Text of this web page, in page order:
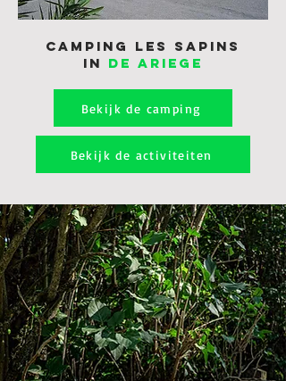
Camping LES SAPINS
in de Ariege
Bekijk de camping
Bekijk de activiteiten